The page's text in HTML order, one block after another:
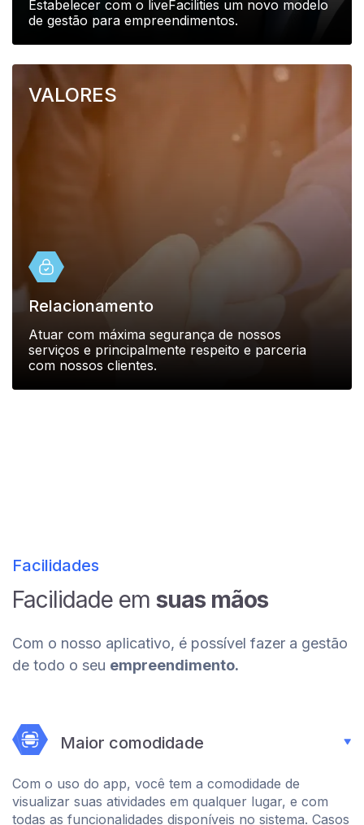
Estabelecer com o liveFacilities um novo modelo
de gestão para empreendimentos.
VALORES
Relacionamento
Atuar com máxima segurança de nossos
serviços e principalmente respeito e parceria
com nossos clientes.
Facilidades
Facilidade em suas mãos
Com o nosso aplicativo, é possível fazer a gestão
de todo o seu empreendimento.
Maior comodidade
Com o uso do app, você tem a comodidade de
visualizar suas atividades em qualquer lugar, e com
todas as funcionalidades disponíveis no sistema. Casos